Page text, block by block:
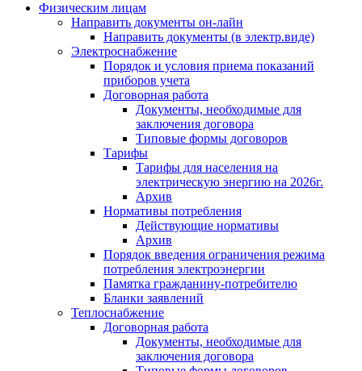
Физическим лицам
Направить документы он-лайн
Направить документы (в электр.виде)
Электроснабжение
Порядок и условия приема показаний
приборов учета
Договорная работа
Документы, необходимые для
заключения договора
Типовые формы договоров
Тарифы
Тарифы для населения на
электрическую энергию на 2026г.
Архив
Нормативы потребления
Действующие нормативы
Архив
Порядок введения ограничения режима
потребления электроэнергии
Памятка гражданину-потребителю
Бланки заявлений
Теплоснабжение
Договорная работа
Документы, необходимые для
заключения договора